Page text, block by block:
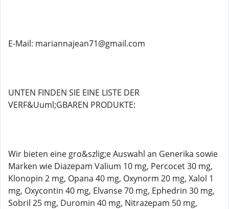
E-Mail: mariannajean71@gmail.com
UNTEN FINDEN SIE EINE LISTE DER
VERF&Uuml;GBAREN PRODUKTE:
Wir bieten eine gro&szlig;e Auswahl an Generika sowie
Marken wie Diazepam Valium 10 mg, Percocet 30 mg,
Klonopin 2 mg, Opana 40 mg, Oxynorm 20 mg, Xalol 1
mg, Oxycontin 40 mg, Elvanse 70 mg, Ephedrin 30 mg,
Sobril 25 mg, Duromin 40 mg, Nitrazepam 50 mg,